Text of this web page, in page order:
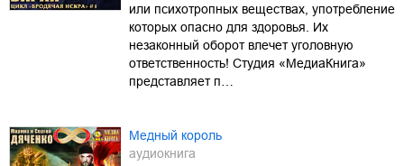
или психотропных веществах, употребление
которых опасно для здоровья. Их
незаконный оборот влечет уголовную
ответственность! Студия «МедиаКнига»
представляет п…
Медный король
аудиокнига